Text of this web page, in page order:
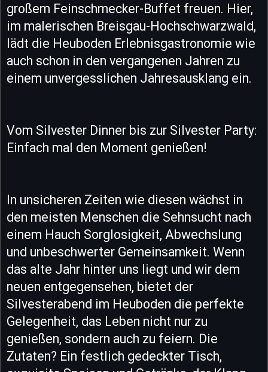
großem Feinschmecker-Buffet freuen. Hier,
im malerischen Breisgau-Hochschwarzwald,
lädt die Heuboden Erlebnisgastronomie wie
auch schon in den vergangenen Jahren zu
einem unvergesslichen Jahresausklang ein.
Vom Silvester Dinner bis zur Silvester Party:
Einfach mal den Moment genießen!
In unsicheren Zeiten wie diesen wächst in
den meisten Menschen die Sehnsucht nach
einem Hauch Sorglosigkeit, Abwechslung
und unbeschwerter Gemeinsamkeit. Wenn
das alte Jahr hinter uns liegt und wir dem
neuen entgegensehen, bietet der
Silvesterabend im Heuboden die perfekte
Gelegenheit, das Leben nicht nur zu
genießen, sondern auch zu feiern. Die
Zutaten? Ein festlich gedeckter Tisch,